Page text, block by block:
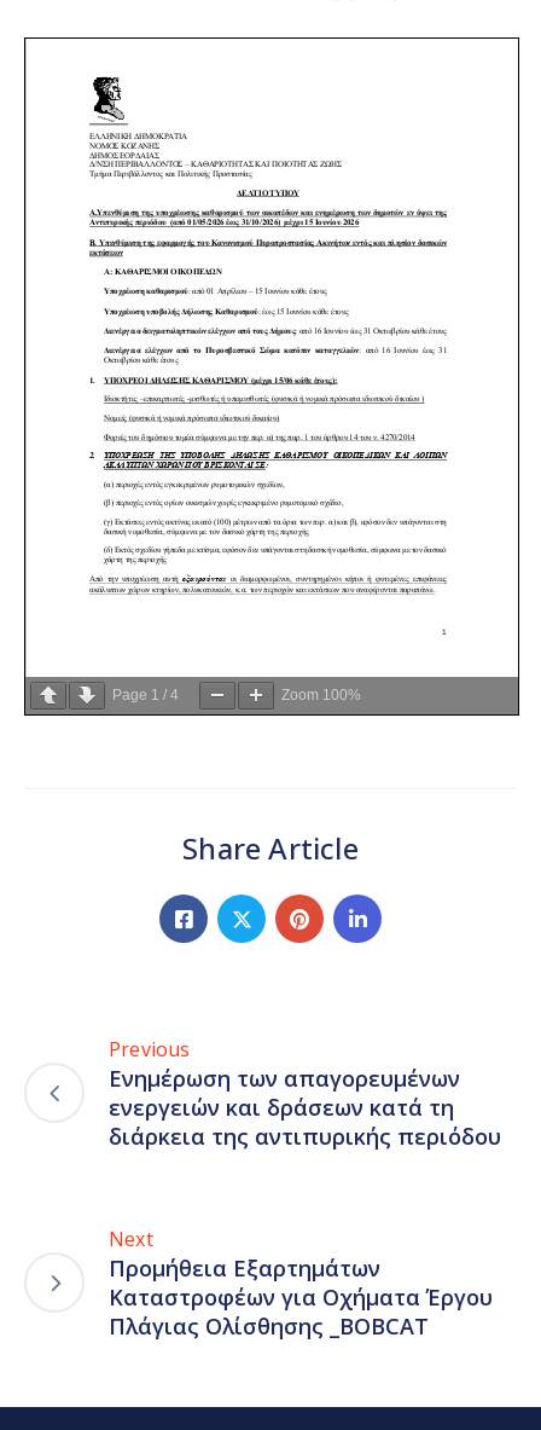
Page 1 / 4 Zoom 100%
Share Article
Previous
Ενημέρωση των απαγορευμένων
ενεργειών και δράσεων κατά τη
διάρκεια της αντιπυρικής περιόδου
Next
Προμήθεια Εξαρτημάτων
Καταστροφέων για Οχήματα Έργου
Πλάγιας Ολίσθησης _BOBCAT